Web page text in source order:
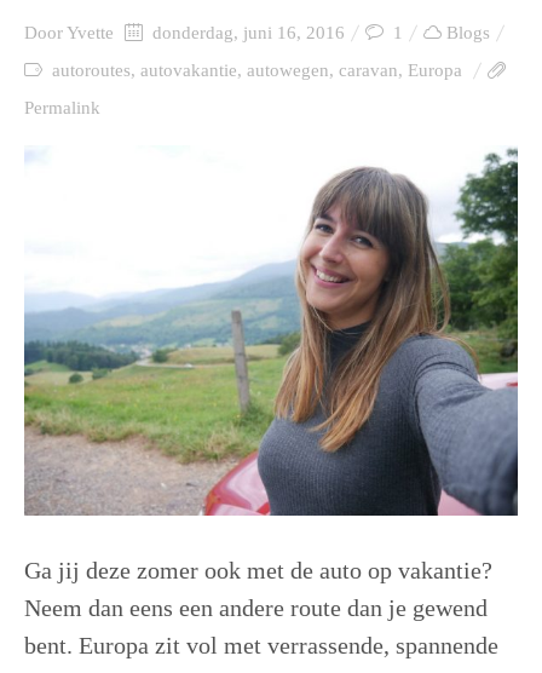
DoorYvette donderdag, juni 16, 2016 1
Blogs
autoroutes, autovakantie, autowegen, caravan, Europa
Permalink
Ga jij deze zomer ook met de auto op vakantie?
Neem dan eens een andere route dan je gewend
bent. Europa zit vol met verrassende, spannende